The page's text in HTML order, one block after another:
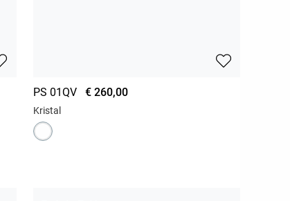
PS 01QV € 260,00
Kristal